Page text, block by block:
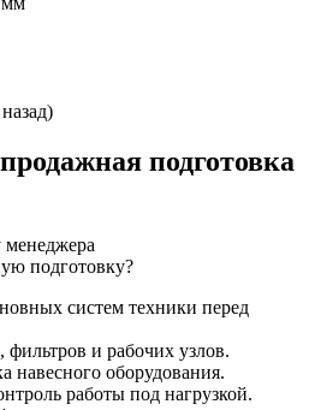
подготовка
менеджера
подготовку?
систем техники перед
и рабочих узлов.
навесного оборудования.
работы под нагрузкой.